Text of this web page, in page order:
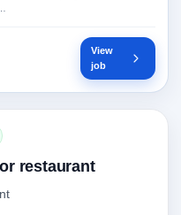
View
job
restaurant